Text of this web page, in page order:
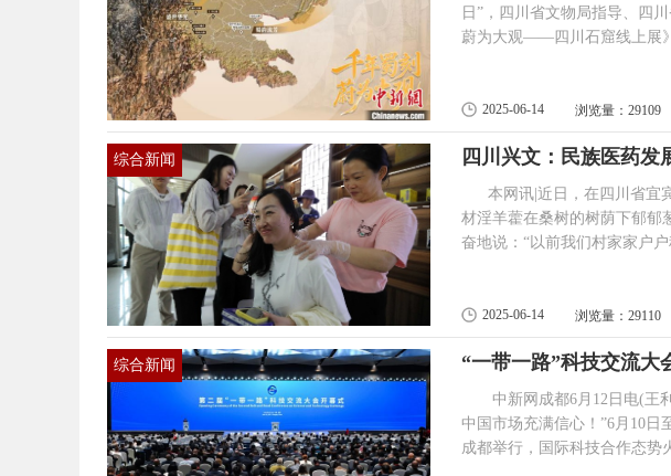
日”，四川省文物局指导、四
蔚为大观——四川石窟线上展
规模之宏大、内容之丰富、雕
阕”。据四川省石窟(含摩崖...
2025-06-14 浏览量：29109
综合新闻 四川兴文：民族医药发
本网讯|近日，在四川省宜
材淫羊藿在桑树的树荫下郁郁
奋地说：“以前我们村家家户
来，中药材淫羊藿的种植成为
中药材，种植在桑树下不仅不
2025-06-14 浏览量：29110
综合新闻 “一带一路”科技交流大
中新网成都6月12日电(王利
中国市场充满信心！”6月10日
成都举行，国际科技合作态势